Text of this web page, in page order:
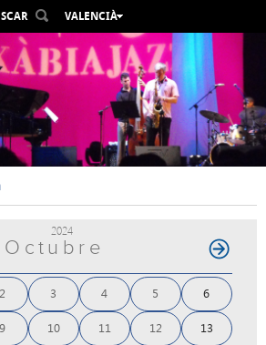
VALENCIÀ
ESPAÑOL
ENGLISH
DEUTSCH
РУССКИЙ
2024
Octubre
2 3 4 5 6
9 10 11 12 13